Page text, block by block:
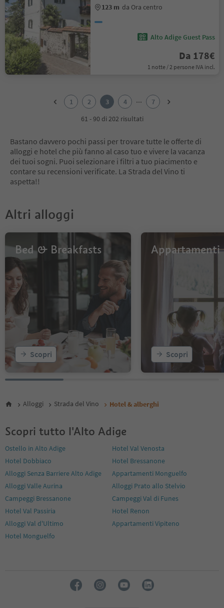
123 m da Ora centro
Alto Adige Guest Pass
Da 178€
1 notte / 2 persone IVA incl.
1 2 3 4 ...
7
61 - 90 di 202 risultati
Bastano davvero pochi passi per trovare tutte le offerte di
alloggi e hotel che più fanno al caso tuo e vivere la vacanza
dei tuoi sogni. Puoi selezionare i filtri a tuo piacimento e
contare su recensioni verificate. La Strada del Vino ti
aspetta!!
Altri alloggi
Bed & Breakfasts
Scopri
Appartamenti
Scopri
Alloggi Strada del Vino Hotel & alberghi
Scopri tutto l'Alto Adige
Ostello in Alto Adige
Hotel Val Venosta
Hotel Dobbiaco
Hotel Bressanone
Alloggi Senza Barriere Alto Adige
Appartamenti Monguelfo
Alloggi Valle Aurina
Alloggi Prato allo Stelvio
Campeggi Bressanone
Campeggi Val di Funes
Hotel Val Passiria
Hotel Renon
Alloggi Val d'Ultimo
Appartamenti Vipiteno
Hotel Monguelfo